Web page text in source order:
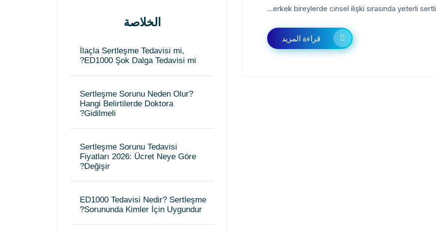
erkek bireylerde cinsel ilişki sırasında yeterli
قراءة المزيد
الخلاصة
İlaçla Sertleşme Tedavisi mi,
ED1000 Şok Dalga Tedavisi mi?
Sertleşme Sorunu Neden Olur?
Hangi Belirtilerde Doktora
Gidilmeli?
Sertleşme Sorunu Tedavisi
Fiyatları 2026: Ücret Neye Göre
Değişir?
ED1000 Tedavisi Nedir? Sertleşme
Sorununda Kimler İçin Uygundur?